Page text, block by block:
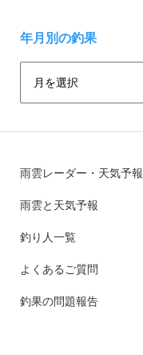
年月別の釣果
雨雲レーダー・天気予報
雨雲と天気予報
釣り人一覧
よくあるご質問
釣果の問題報告